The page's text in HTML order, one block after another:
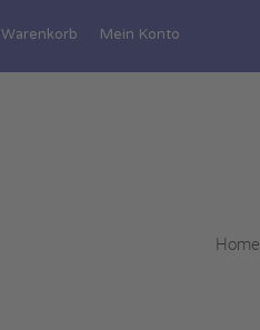
Warenkorb Mein Konto
Home